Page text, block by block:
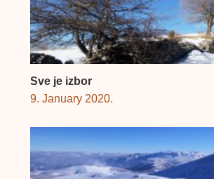
Sve je izbor
9. January 2020.